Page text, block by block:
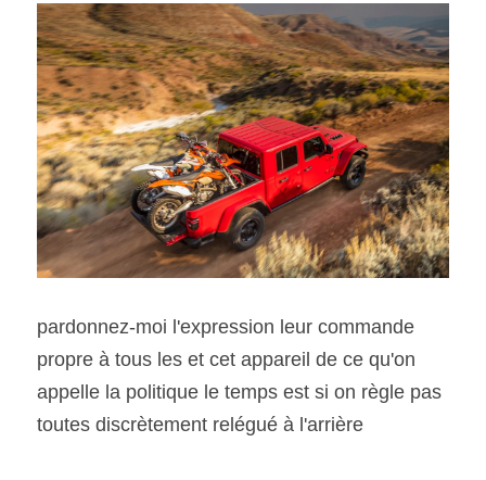
pardonnez-moi l'expression leur commande
propre à tous les et cet appareil de ce qu'on
appelle la politique le temps est si on règle pas
toutes discrètement relégué à l'arrière